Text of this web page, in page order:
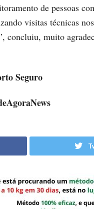
de pessoas
visitas técnicas
concluiu, muito
Seguro